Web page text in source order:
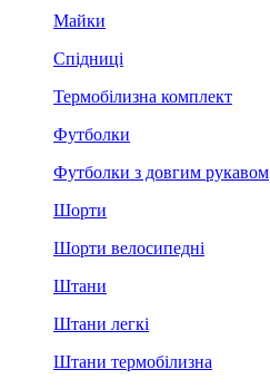
Майки
Спідниці
Термобілизна комплект
Футболки
Футболки з довгим рукавом
Шорти
Шорти велосипедні
Штани
Штани легкі
Штани термобілизна